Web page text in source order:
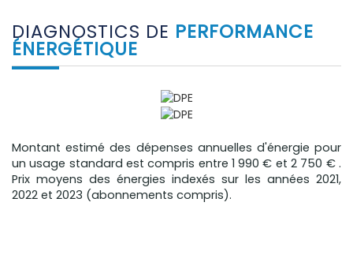
DIAGNOSTICS DE PERFORMANCE
ÉNERGÉTIQUE
Montant estimé des dépenses annuelles d'énergie pour
un usage standard est compris entre 1 990 € et 2 750 € .
Prix moyens des énergies indexés sur les années 2021,
2022 et 2023 (abonnements compris).